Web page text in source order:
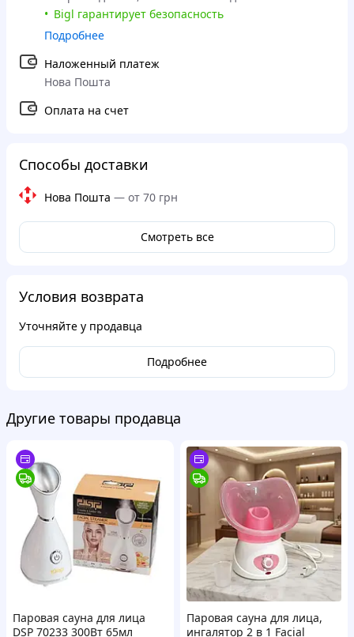
Bigl гарантирует безопасность
Подробнее
Наложенный платеж
Нова Пошта
Оплата на счет
Способы доставки
Нова Пошта — от 70 грн
Смотреть все
Условия возврата
Уточняйте у продавца
Подробнее
Другие товары продавца
Паровая сауна для лица
DSP 70233 300Вт 65мл
Паровая сауна для лица,
ингалятор 2 в 1 Facial